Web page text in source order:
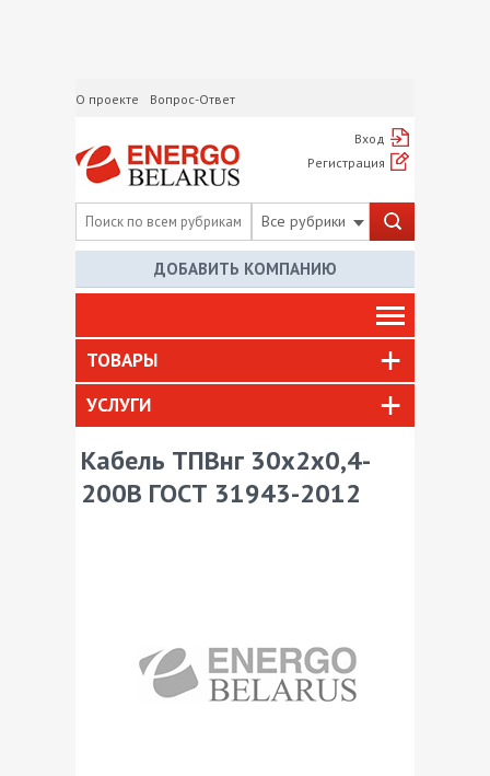
О проекте Вопрос-Ответ
Вход
Регистрация
Все рубрики
ДОБАВИТЬ КОМПАНИЮ
ТОВАРЫ
УСЛУГИ
Кабель ТПВнг 30х2х0,4-
200В ГОСТ 31943-2012